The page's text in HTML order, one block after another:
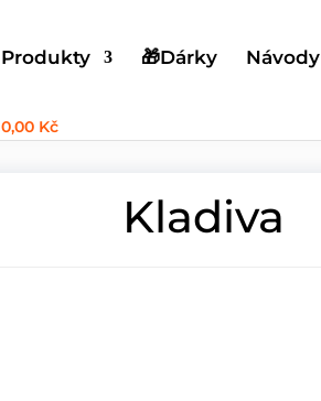
Produkty 🎁Dárky Návody
0,00 Kč
Kladiva